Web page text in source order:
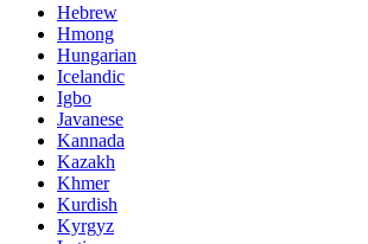
Hebrew
Hmong
Hungarian
Icelandic
Igbo
Javanese
Kannada
Kazakh
Khmer
Kurdish
Kyrgyz